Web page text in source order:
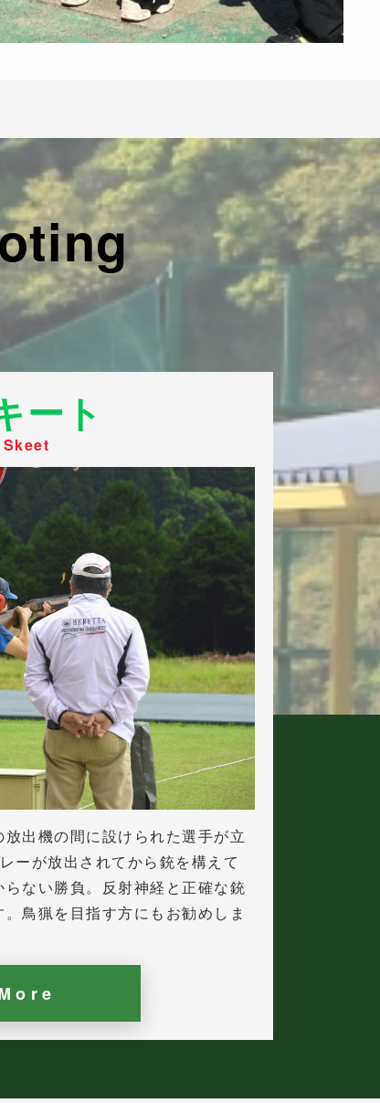
ート
Skeet
出機の間に設けられた選手が立
ーが放出されてから銃を構えて
ない勝負。反射神経と正確な銃
鳥猟を目指す方にもお勧めしま